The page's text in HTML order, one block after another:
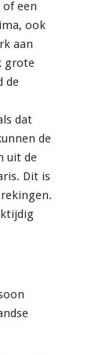
of een
ook
aan
grote
de
dat
de
uit de
Dit is